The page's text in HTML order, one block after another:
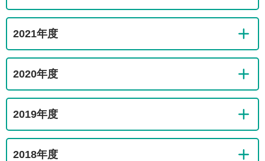
2021年度
2020年度
2019年度
2018年度